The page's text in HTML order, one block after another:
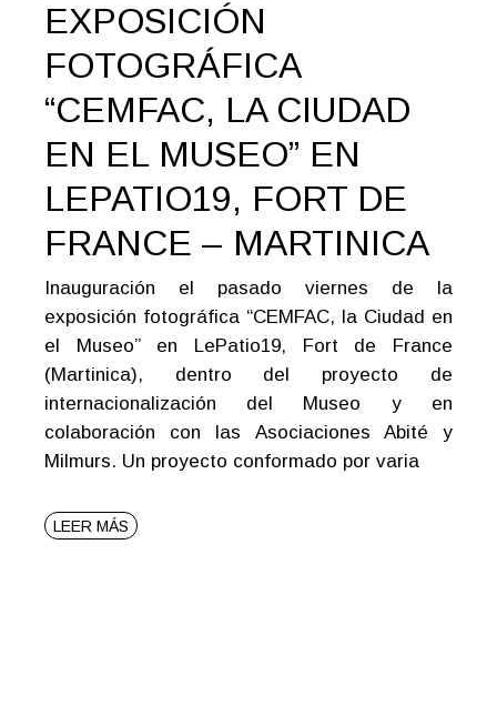
EXPOSICIÓN
FOTOGRÁFICA
“CEMFAC, LA CIUDAD
EN EL MUSEO” EN
LEPATIO19, FORT DE
FRANCE – MARTINICA
Inauguración el pasado viernes de la
exposición fotográfica “CEMFAC, la Ciudad en
el Museo” en LePatio19, Fort de France
(Martinica), dentro del proyecto de
internacionalización del Museo y en
colaboración con las Asociaciones Abité y
Milmurs. Un proyecto conformado por varia
LEER MÁS